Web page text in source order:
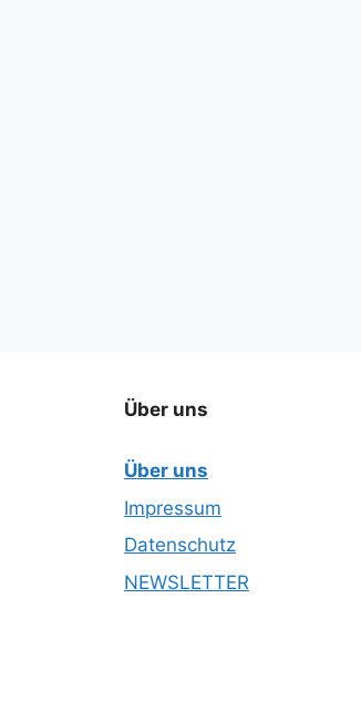
Über uns
Über uns
Impressum
Datenschutz
NEWSLETTER